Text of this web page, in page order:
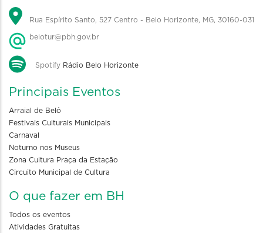
Rua Espírito Santo, 527 Centro - Belo Horizonte, MG, 30160-031
belotur@pbh.gov.br
Spotify Rádio Belo Horizonte
Principais Eventos
Arraial de Belô
Festivais Culturais Municipais
Carnaval
Noturno nos Museus
Zona Cultura Praça da Estação
Circuito Municipal de Cultura
O que fazer em BH
Todos os eventos
Atividades Gratuitas